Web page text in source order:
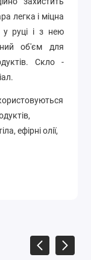
легка і міцна
у руці і з нею
об'єм для
Скло -
ефірні олії,
30 мл:
які чутливі до
з вітаміном С,